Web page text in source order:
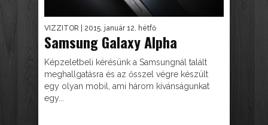
VIZZITOR | 2015. január 12. hétfő
Samsung Galaxy Alpha
Képzeletbeli kérésünk a Samsungnál talált
meghallgatásra és az ősszel végre készült
egy olyan mobil, ami három kívánságunkat
egy...